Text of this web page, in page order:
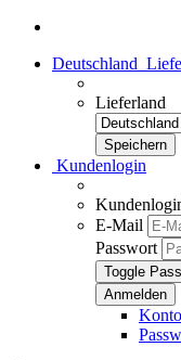
Deutschland
Lieferland
Kundenlogin
E-Mail
Passwort
Toggle